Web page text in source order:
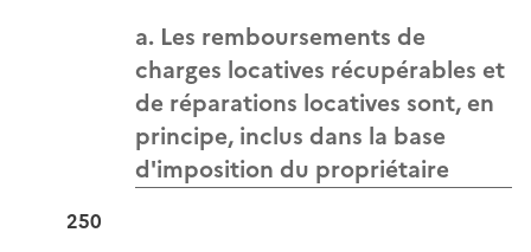
a. Les remboursements de
charges locatives récupérables et
de réparations locatives sont, en
principe, inclus dans la base
d'imposition du propriétaire
250